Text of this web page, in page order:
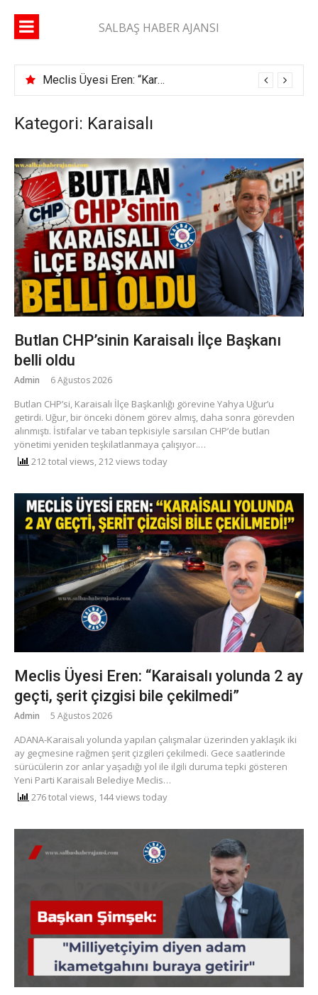
SALBAŞ HABER AJANSI
Meclis Üyesi Eren: “Karaisalı yolunda 2 ay geçti, şerit çizgisi bile çekilmedi”
Kategori: Karaisalı
Butlan CHP’sinin Karaisalı İlçe Başkanı
belli oldu
Admin 6 Ağustos 2026
Butlan CHP’si, Karaisalı İlçe Başkanlığı görevine Yahya Uğur’u
getirdi. Uğur, bir önceki dönem görev almış, daha sonra görevden
alınmıştı. ​İstifalar ve taban tepkisiyle sarsılan CHP’de butlan
yönetimi yeniden teşkilatlanmaya çalışıyor.…
212 total views, 212 views today
Meclis Üyesi Eren: “Karaisalı yolunda 2 ay
geçti, şerit çizgisi bile çekilmedi”
Admin 5 Ağustos 2026
ADANA-Karaisalı yolunda yapılan çalışmalar üzerinden yaklaşık iki
ay geçmesine rağmen şerit çizgileri çekilmedi. Gece saatlerinde
sürücülerin zor anlar yaşadığı yol ile ilgili duruma tepki gösteren
Yeni Parti Karaisalı Belediye Meclis…
276 total views, 144 views today